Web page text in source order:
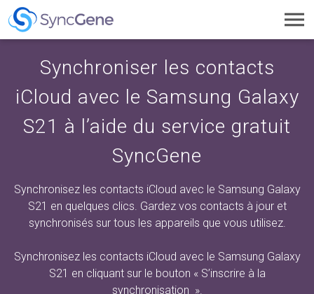
Synchroniser les contacts
iCloud avec le Samsung Galaxy
S21 à l’aide du service gratuit
SyncGene
Synchronisez les contacts iCloud avec le Samsung Galaxy
S21 en quelques clics. Gardez vos contacts à jour et
synchronisés sur tous les appareils que vous utilisez.
Synchronisez les contacts iCloud avec le Samsung Galaxy
S21 en cliquant sur le bouton « S’inscrire à la
synchronisation ».